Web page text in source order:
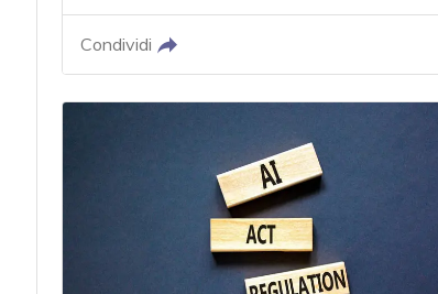
Condividi